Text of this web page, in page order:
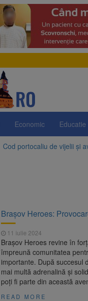
Economic Educatie
Cod portocaliu de vijelii și
Bărbat din Victoria,
AUR a lansat platforma
Înalta Curte analizează
Strategia națională pentru
Brașov Heroes:
11 iulie 2024
Brașov Heroes revine în
împreună comunitatea
importante. După succesul
mai multă adrenalină și
poți fi parte din această
READ MORE